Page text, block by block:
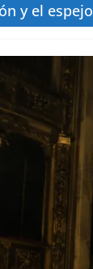
y el espejo